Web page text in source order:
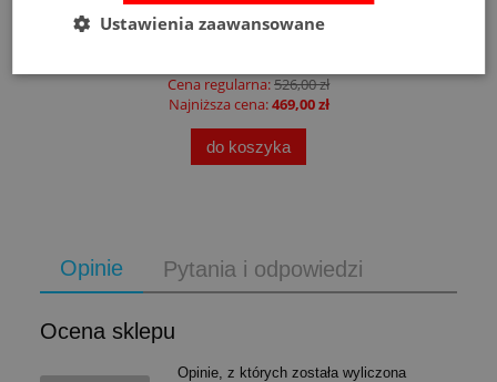
Cena regularna:526,00 zł
Najniższa cena:469,00 zł
do koszyka
Opinie Pytania i odpowiedzi
Ocena sklepu
Opinie, z których została wyliczona
Ustawienia zaawansowane